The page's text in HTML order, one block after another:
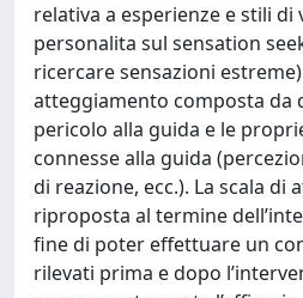
relativa a esperienze e stili di
personalita sul sensation
ricercare sensazioni
atteggiamento composta da
pericolo alla guida e le
connesse alla guida
di reazione, ecc.). La scala di
riproposta al termine
fine di poter effettuare un
rilevati prima e dopo